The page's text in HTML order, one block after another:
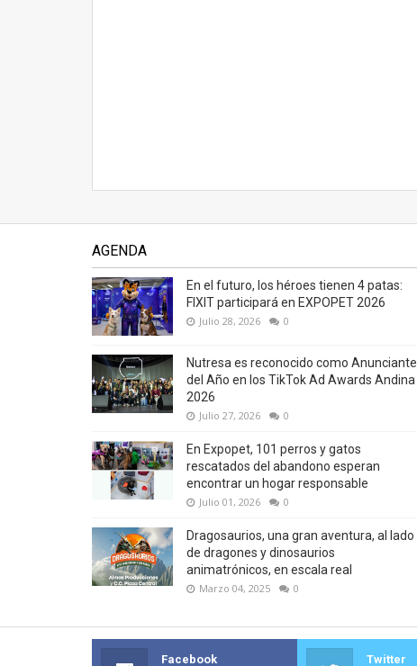
AGENDA
En el futuro, los héroes tienen 4 patas:
FIXIT participará en EXPOPET 2026
Julio 28, 2026 0
Nutresa es reconocido como Anunciante
del Año en los TikTok Ad Awards Andina
2026
Julio 27, 2026 0
En Expopet, 101 perros y gatos
rescatados del abandono esperan
encontrar un hogar responsable
Julio 01, 2026 0
Dragosaurios, una gran aventura, al lado
de dragones y dinosaurios
animatrónicos, en escala real
Marzo 04, 2025 0
Facebook Twitter